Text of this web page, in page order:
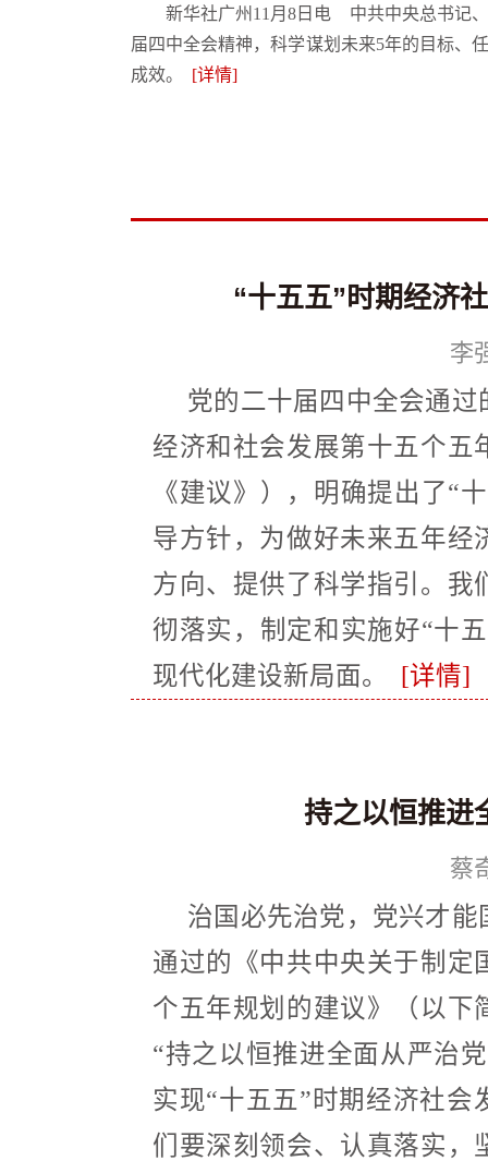
新华社广州11月8日电 中共中央总书记
届四中全会精神，科学谋划未来5年的目标、
成效。
[详情]
“十五五”时期经济
李
党的二十届四中全会通
经济和社会发展第十五个五
《建议》），明确提出了“
导方针，为做好未来五年经
方向、提供了科学指引。我
彻落实，制定和实施好“十
现代化建设新局面。
[详情]
持之以恒推进
蔡
治国必先治党，党兴才
通过的《中共中央关于制定
个五年规划的建议》（以下
“持之以恒推进全面从严治
实现“十五五”时期经济社
们要深刻领会、认真落实，